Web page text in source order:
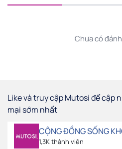
Chưa có
Like và truy cập Mutosi để cập
mại sớm nhất
CỘNG ĐỒNG SỐNG
1,3K thành viên